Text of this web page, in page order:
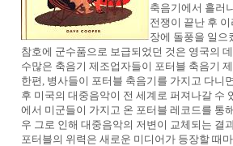
축음기에서 흘러
전쟁이 끝난 후
장에 돌풍을 일으
참호에 군수품으로 보급되었던 것은 영국의
수많은 축음기 제조업자들이 포터블 축음기
한편, 병사들이 포터블 축음기를 가지고 다니
후 미국의 대중음악이 전 세계로 퍼져나갈 수
에서 미군들이 가지고 온 포터블 레코드를 통
우 그로 인해 대중음악의 저변이 교체되는 결
포터블의 위력은 새로운 미디어가 등장할 때